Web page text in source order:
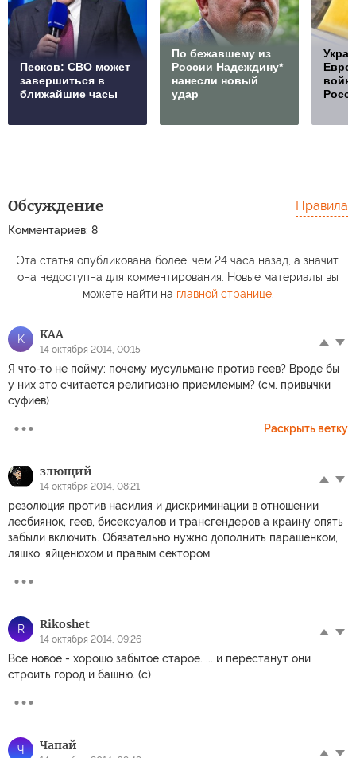
Песков: СВО может
завершиться в
ближайшие часы
По бежавшему из
России Надеждину*
нанесли новый
удар
Обсуждение
Комментариев: 8
Правила
Эта статья опубликована более, чем 24 часа назад, а значит,
она недоступна для комментирования. Новые материалы вы
можете найти на главной странице.
K KAA
14 октября 2014, 00:15
Я что-то не пойму: почему мусульмане против геев? Вроде бы
у них это считается религиозно приемлемым? (см. привычки
суфиев)
Раскрыть ветку
злющий
14 октября 2014, 08:21
резолюция против насилия и дискриминации в отношении
лесбиянок, геев, бисексуалов и трансгендеров а краину опять
забыли включить. Обязательно нужно дополнить парашенком,
ляшко, яйценюхом и правым сектором
R Rikoshet
14 октября 2014, 09:26
Все новое - хорошо забытое старое. ... и перестанут они
строить город и башню. (c)
Ч Чапай